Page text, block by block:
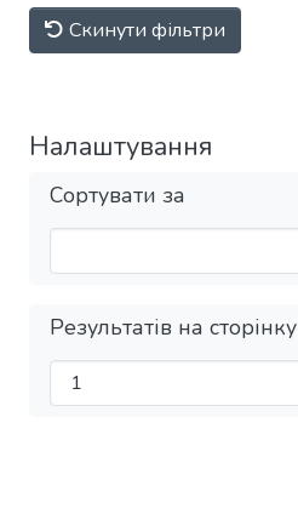
Скинути фільтри
Налаштування
Сортувати за
Результатів на сторінку